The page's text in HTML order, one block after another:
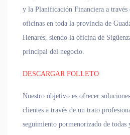
y la Planificación Financiera a través
oficinas en toda la provincia de
Henares, siendo la oficina de
principal del negocio.
DESCARGAR FOLLETO
Nuestro objetivo es ofrecer
clientes a través de un trato
seguimiento pormenorizado de todas